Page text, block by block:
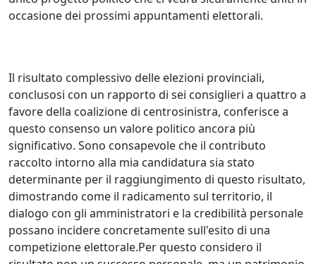
occasione dei prossimi appuntamenti elettorali.
Il risultato complessivo delle elezioni provinciali,
conclusosi con un rapporto di sei consiglieri a quattro a
favore della coalizione di centrosinistra, conferisce a
questo consenso un valore politico ancora più
significativo. Sono consapevole che il contributo
raccolto intorno alla mia candidatura sia stato
determinante per il raggiungimento di questo risultato,
dimostrando come il radicamento sul territorio, il
dialogo con gli amministratori e la credibilità personale
possano incidere concretamente sull'esito di una
competizione elettorale.Per questo considero il